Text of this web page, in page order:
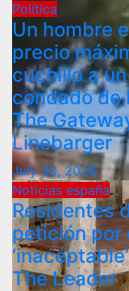
Política
Un hombre
precio
cuchillo a
condado de
The
Linebarger
July 30, 2026
Noticias españa
Residentes
petición por
The Leader